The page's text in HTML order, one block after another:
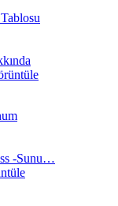
-Sunu…